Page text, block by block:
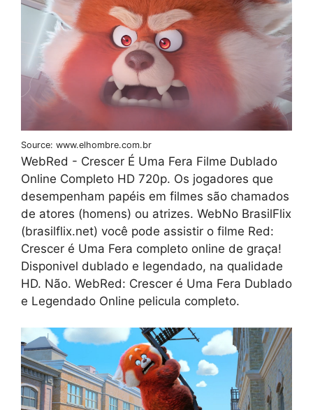
Source: www.elhombre.com.br
WebRed - Crescer É Uma Fera Filme Dublado
Online Completo HD 720p. Os jogadores que
desempenham papéis em filmes são chamados
de atores (homens) ou atrizes. WebNo BrasilFlix
(brasilflix.net) você pode assistir o filme Red:
Crescer é Uma Fera completo online de graça!
Disponivel dublado e legendado, na qualidade
HD. Não. WebRed: Crescer é Uma Fera Dublado
e Legendado Online pelicula completo.